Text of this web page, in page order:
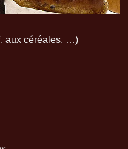
aux céréales, …)